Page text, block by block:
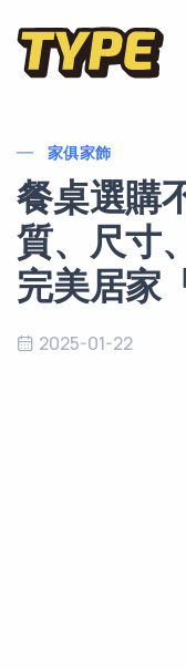
家俱家飾
餐桌選購
質、尺寸
完美居家
2025-01-22